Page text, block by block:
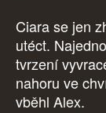
Ciara se jen
utéct.
tvrzení
nahoru ve
vběhl Alex.